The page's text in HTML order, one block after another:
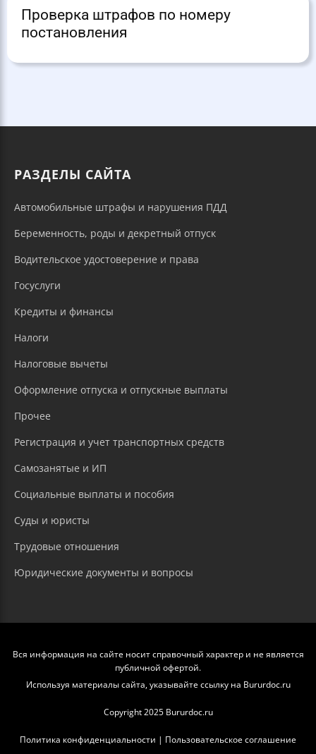
Проверка штрафов по номеру
постановления
РАЗДЕЛЫ САЙТА
Автомобильные штрафы и нарушения ПДД
Беременность, роды и декретный отпуск
Водительское удостоверение и права
Госуслуги
Кредиты и финансы
Налоги
Налоговые вычеты
Оформление отпуска и отпускные выплаты
Прочее
Регистрация и учет транспортных средств
Самозанятые и ИП
Социальные выплаты и пособия
Суды и юристы
Трудовые отношения
Юридические документы и вопросы
Вся информация на сайте носит справочный характер и не является
публичной офертой.
Используя материалы сайта, указывайте ссылку на Bururdoc.ru
Copyright 2025 Bururdoc.ru
Политика конфиденциальности | Пользовательское соглашение